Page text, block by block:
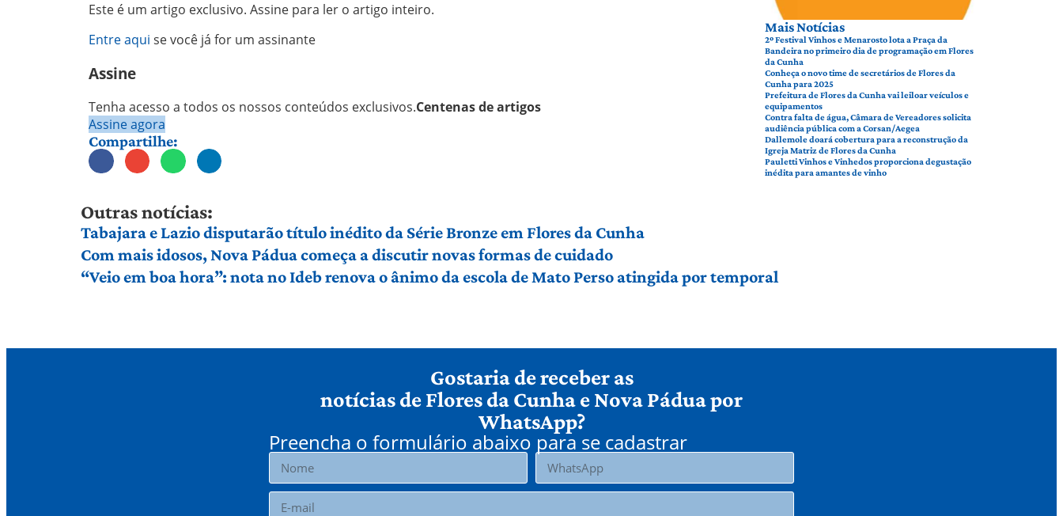
Este é um artigo exclusivo. Assine para ler o artigo inteiro.
Entre aqui se você já for um assinante
Assine
Tenha acesso a todos os nossos conteúdos exclusivos.Centenas de artigos
Assine agora
Compartilhe:
Mais Notícias
2º Festival Vinhos e Menarosto lota a Praça da
Bandeira no primeiro dia de programação em Flores
da Cunha
Conheça o novo time de secretários de Flores da
Cunha para 2025
Prefeitura de Flores da Cunha vai leiloar veículos e
equipamentos
Contra falta de água, Câmara de Vereadores solicita
audiência pública com a Corsan/Aegea
Dallemole doará cobertura para a reconstrução da
Igreja Matriz de Flores da Cunha
Pauletti Vinhos e Vinhedos proporciona degustação
inédita para amantes de vinho
Outras notícias:
Tabajara e Lazio disputarão título inédito da Série Bronze em Flores da Cunha
Com mais idosos, Nova Pádua começa a discutir novas formas de cuidado
“Veio em boa hora”: nota no Ideb renova o ânimo da escola de Mato Perso atingida por temporal
Gostaria de receber as
notícias de Flores da Cunha e Nova Pádua por
WhatsApp?
Preencha o formulário abaixo para se cadastrar